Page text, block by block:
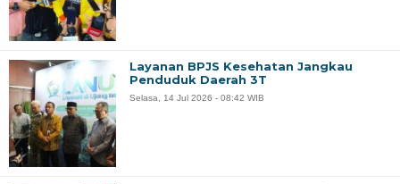
Layanan BPJS Kesehatan Jangkau
Penduduk Daerah 3T
Selasa, 14 Jul 2026 - 08:42 WIB